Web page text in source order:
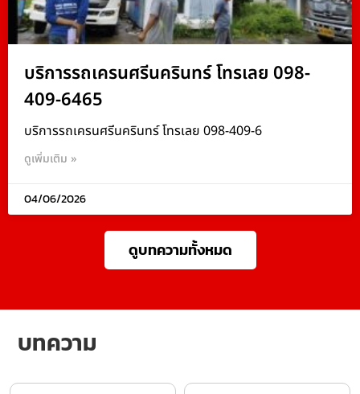
บริการรถเครนศรีนครินทร์ โทรเลย 098-
409-6465
บริการรถเครนศรีนครินทร์ โทรเลย 098-409-6
ดูเพิ่มเติม »
04/06/2026
ดูบทความทั้งหมด
บทความ